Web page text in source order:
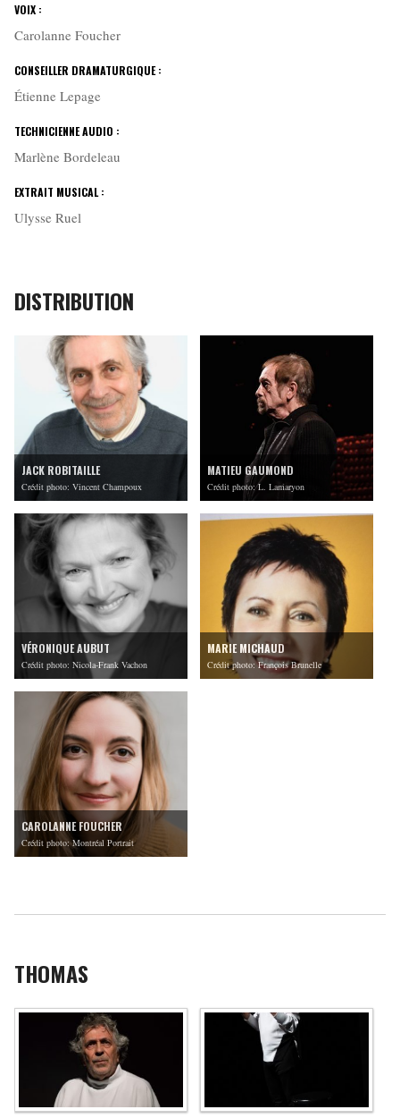
VOIX :
Carolanne Foucher
CONSEILLER DRAMATURGIQUE :
Étienne Lepage
TECHNICIENNE AUDIO :
Marlène Bordeleau
EXTRAIT MUSICAL :
Ulysse Ruel
DISTRIBUTION
JACK ROBITAILLE
Crédit photo: Vincent Champoux
MATIEU GAUMOND
Crédit photo: L. Lamaryon
VÉRONIQUE AUBUT
Crédit photo: Nicola-Frank Vachon
MARIE MICHAUD
Crédit photo: François Brunelle
CAROLANNE FOUCHER
Crédit photo: Montréal Portrait
THOMAS